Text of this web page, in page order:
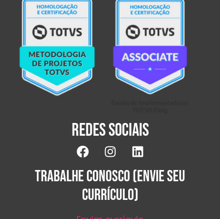
Redes sociais
TRABALHE CONOSCO (ENVIE SEU
CURRÍCULO)